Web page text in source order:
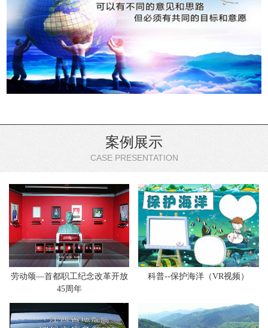
案例展示
CASE PRESENTATION
劳动颂—首都职工纪念改革开放
45周年
科普--保护海洋（VR视频）